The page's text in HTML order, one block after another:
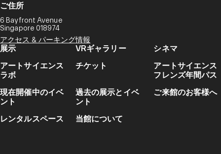
ご住所
6 Bayfront Avenue
Singapore 018974
アクセス & パーキング情報
展示 VRギャラリー
シネマ
アートサイエンス
ラボ
チケット
アートサイエンス
フレンズ年間パス
現在開催中のイベ
ント
過去の展示とイベ
ント
ご来館のお客様へ
レンタルスペース 当館について